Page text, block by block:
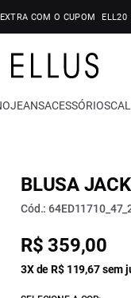
COM O CUPOM ELL20
JEANSACESSÓRIOS
BLUSA
Cód.:
R$ 359,00
3X de R$ 119,67 sem